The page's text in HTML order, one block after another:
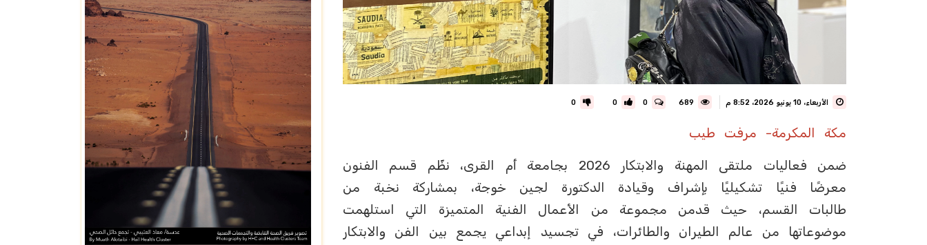
الأربعاء، 10 يونيو 2026، 8:52 م 0
0
0
مكة المكرمة- مرفت طيب
ضمن فعاليات ملتقى المهنة والابتكار 2026 بجامعة أم القرى، نظّم قسم الفنون
معرضًا فنيًا تشكيليًا بإشراف وقيادة الدكتورة لجين خوجة، بمشاركة نخبة من
طالبات القسم، حيث قدمن مجموعة من الأعمال الفنية المتميزة التي استلهمت
موضوعاتها من عالم الطيران والطائرات، في تجسيد إبداعي يجمع بين الفن والابتكار